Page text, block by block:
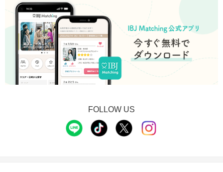
STEP2 受付開始
QRコードは開始直前に、
FOLLOW US